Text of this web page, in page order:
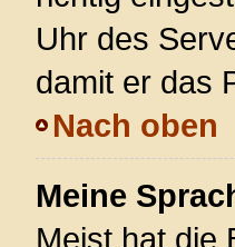
Uhr des
damit er das
Nach oben
Meine
Meist hat die